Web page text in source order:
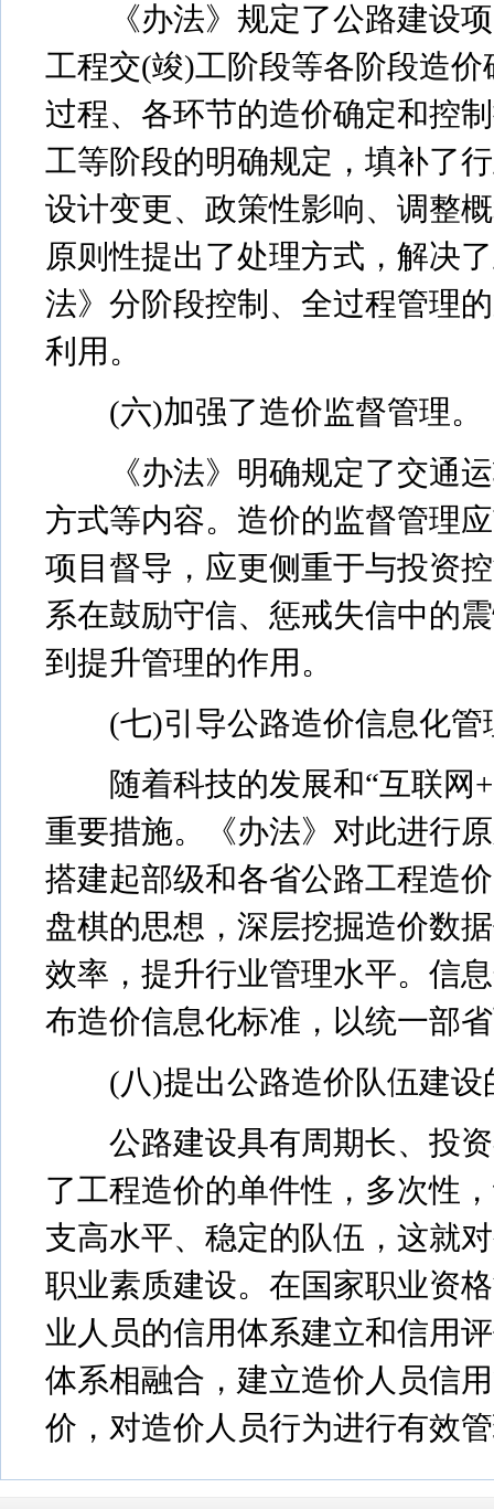
《办法》规定了公路建设项
工程交(竣)工阶段等各阶段造
过程、各环节的造价确定和控
工等阶段的明确规定，填补了
设计变更、政策性影响、调整
原则性提出了处理方式，解决
法》分阶段控制、全过程管理
利用。
(六)加强了造价监督管理。
《办法》明确规定了交通运
方式等内容。造价的监督管理
项目督导，应更侧重于与投资
系在鼓励守信、惩戒失信中的
到提升管理的作用。
(七)引导公路造价信息化管
随着科技的发展和“互联网
重要措施。《办法》对此进行
搭建起部级和各省公路工程造
盘棋的思想，深层挖掘造价数
效率，提升行业管理水平。信
布造价信息化标准，以统一部
(八)提出公路造价队伍建设
公路建设具有周期长、投资
了工程造价的单件性，多次性
支高水平、稳定的队伍，这就
职业素质建设。在国家职业资
业人员的信用体系建立和信用
体系相融合，建立造价人员信
价，对造价人员行为进行有效